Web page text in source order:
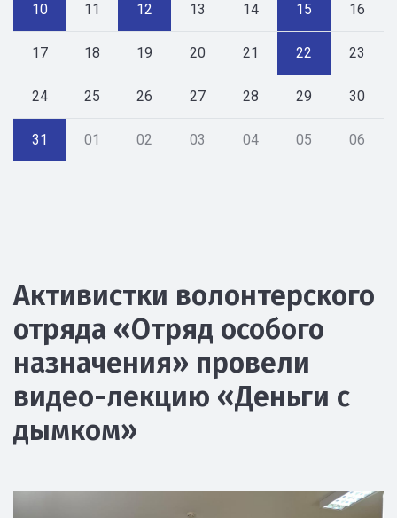
10 11 12 13 14 15 16
17 18 19 20 21 22 23
24 25 26 27 28 29 30
31 01 02 03 04 05 06
Активистки волонтерского
отряда «Отряд особого
назначения» провели
видео-лекцию «Деньги с
дымком»